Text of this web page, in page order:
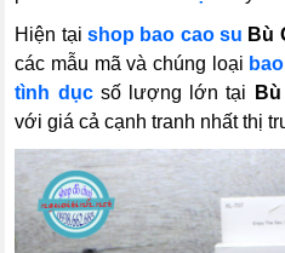
Hiện tạishop bao cao su Bù
các mẫu mã và chúng loại
tình dụcsố lượng lớn tại
với giá cả cạnh tranh nhất thị